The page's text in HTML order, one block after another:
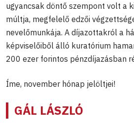
ugyancsak döntő szempont volt a
múltja, megfelelő edzői
nevelőmunkája. A díjazottakról a
képviselőiből álló kuratórium
200 ezer forintos pénzdíjazásban
Íme, november hónap jelöltjei!
GÁL LÁSZLÓ